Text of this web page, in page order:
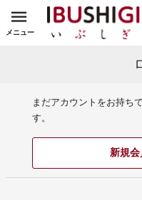
メニュー
まだアカウントをお持ち
す。
新規